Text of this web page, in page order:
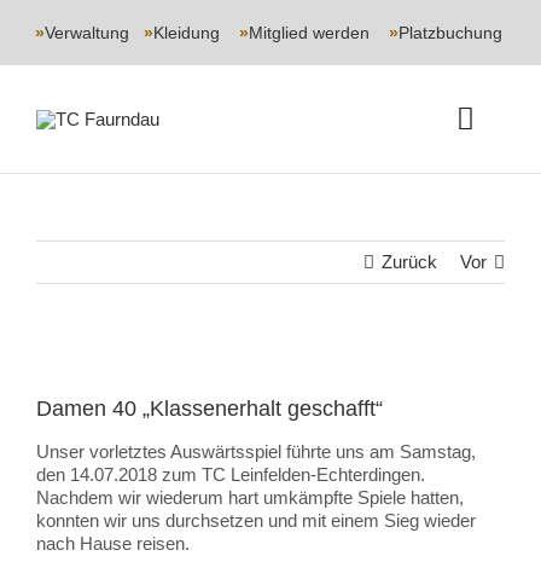
»Verwaltung »Kleidung »Mitglied werden »Platzbuchung
Toggle
CLUB
JUGEND
EVENTS
Zurück Vor
Bild
Damen 40 „Klassenerhalt geschafft“
Unser vorletztes Auswärtsspiel führte uns am Samstag,
den 14.07.2018 zum TC Leinfelden-Echterdingen.
Nachdem wir wiederum hart umkämpfte Spiele hatten,
konnten wir uns durchsetzen und mit einem Sieg wieder
nach Hause reisen.